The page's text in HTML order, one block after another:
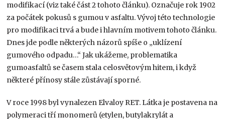
modifikací (viz také část 2 tohoto článku). Označuje rok 1902
za počátek pokusů s gumou v asfaltu. Vývoj této technologie
pro modifikaci trvá a bude i hlavním motivem tohoto článku.
Dnes jde podle některých názorů spíše o „uklízení
gumového odpadu…“ Jak ukážeme, problematika
gumoasfaltů se časem stala celosvětovým hitem, i když
některé přínosy stále zůstávají sporné.
V roce 1998 byl vynalezen Elvaloy RET. Látka je postavena na
polymeraci tří monomerů (etylen, butylakrylát a